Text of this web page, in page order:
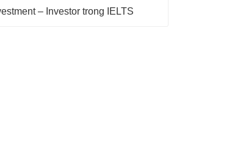
– Investor trong IELTS